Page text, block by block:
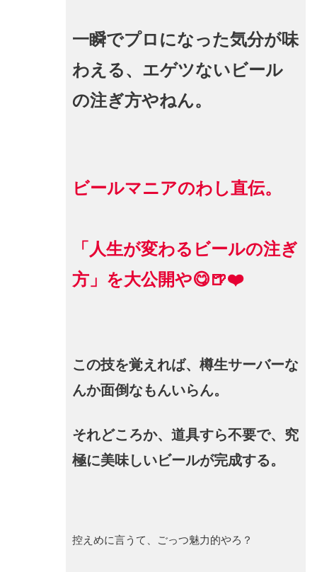
一瞬でプロになった気分が味
わえる、エゲツないビール
の注ぎ方やねん。
ビールマニアのわし直伝。
「人生が変わるビールの注ぎ
方」を大公開や😋🍺❤️
この技を覚えれば、樽生サーバーな
んか面倒なもんいらん。
それどころか、道具すら不要で、究
極に美味しいビールが完成する。
控えめに言うて、ごっつ魅力的やろ？